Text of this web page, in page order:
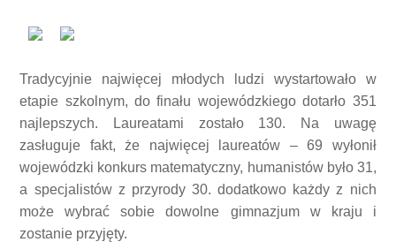
Tradycyjnie najwięcej młodych ludzi wystartowało w
etapie szkolnym, do finału wojewódzkiego dotarło 351
najlepszych. Laureatami zostało 130. Na uwagę
zasługuje fakt, że najwięcej laureatów – 69 wyłonił
wojewódzki konkurs matematyczny, humanistów było 31,
a specjalistów z przyrody 30. dodatkowo każdy z nich
może wybrać sobie dowolne gimnazjum w kraju i
zostanie przyjęty.